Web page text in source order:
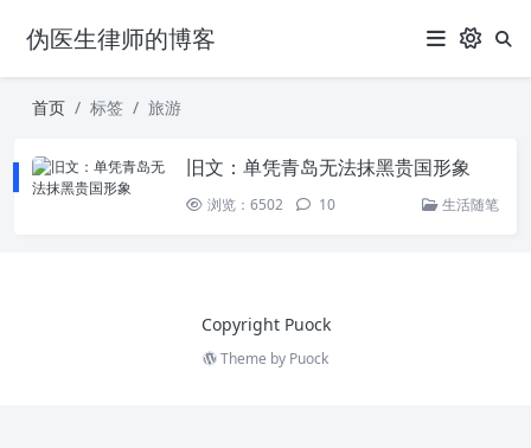
伪医生律师的博客
首页 标签 旅游
旧文：单凭青岛无法抹黑贵国形象
浏览：6502 10 生活随笔
Copyright Puock
Theme by Puock